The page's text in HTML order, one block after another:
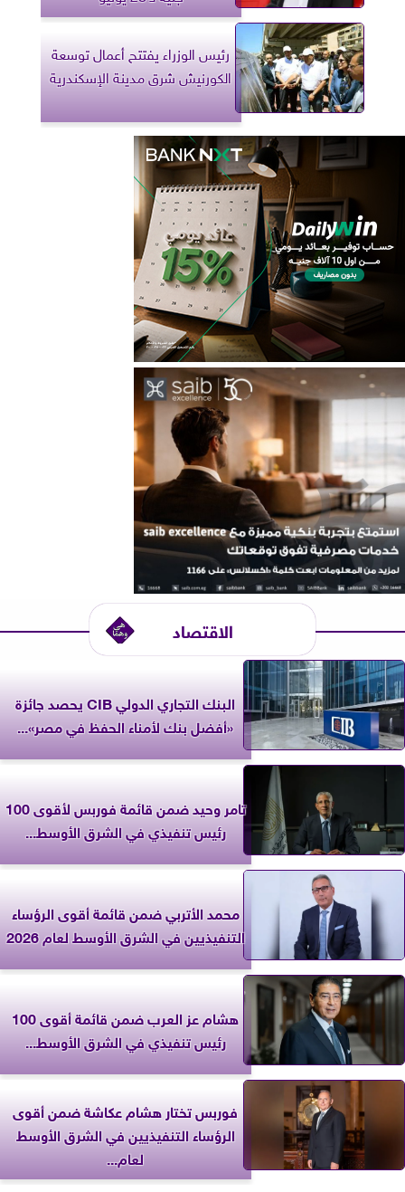
رئيس الوزراء يفتتح أعمال توسعة
الكورنيش شرق مدينة الإسكندرية
الاقتصاد
البنك التجاري الدولي CIB يحصد جائزة
«أفضل بنك لأمناء الحفظ في مصر»...
تامر وحيد ضمن قائمة فوربس لأقوى 100
رئيس تنفيذي في الشرق الأوسط...
محمد الأتربي ضمن قائمة أقوى الرؤساء
التنفيذيين في الشرق الأوسط لعام 2026
هشام عز العرب ضمن قائمة أقوى 100
رئيس تنفيذي في الشرق الأوسط...
فوربس تختار هشام عكاشة ضمن أقوى
الرؤساء التنفيذيين في الشرق الأوسط
لعام...